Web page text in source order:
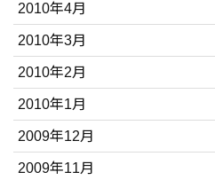
2010年4月
2010年3月
2010年2月
2010年1月
2009年12月
2009年11月